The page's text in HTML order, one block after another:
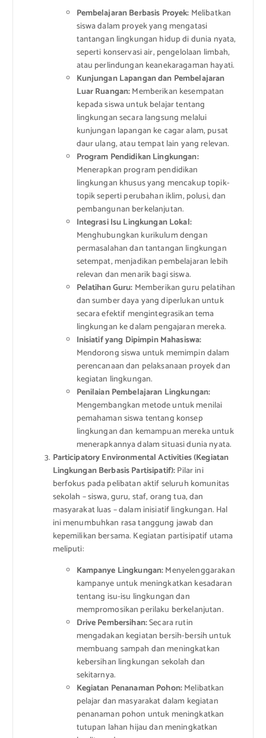
Pembelajaran Berbasis Proyek: Melibatkan
siswa dalam proyek yang mengatasi
tantangan lingkungan hidup di dunia nyata,
seperti konservasi air, pengelolaan limbah,
atau perlindungan keanekaragaman hayati.
Kunjungan Lapangan dan Pembelajaran
Luar Ruangan:Memberikan kesempatan
kepada siswa untuk belajar tentang
lingkungan secara langsung melalui
kunjungan lapangan ke cagar alam, pusat
daur ulang, atau tempat lain yang relevan.
Program Pendidikan Lingkungan:
Menerapkan program pendidikan
lingkungan khusus yang mencakup topik-
topik seperti perubahan iklim, polusi, dan
pembangunan berkelanjutan.
Integrasi Isu Lingkungan Lokal:
Menghubungkan kurikulum dengan
permasalahan dan tantangan lingkungan
setempat, menjadikan pembelajaran lebih
relevan dan menarik bagi siswa.
Pelatihan Guru: Memberikan guru pelatihan
dan sumber daya yang diperlukan untuk
secara efektif mengintegrasikan tema
lingkungan ke dalam pengajaran mereka.
Inisiatif yang Dipimpin Mahasiswa:
Mendorong siswa untuk memimpin dalam
perencanaan dan pelaksanaan proyek dan
kegiatan lingkungan.
Penilaian Pembelajaran Lingkungan:
Mengembangkan metode untuk menilai
pemahaman siswa tentang konsep
lingkungan dan kemampuan mereka untuk
menerapkannya dalam situasi dunia nyata.
Participatory Environmental Activities (Kegiatan
Lingkungan Berbasis Partisipatif):Pilar ini
berfokus pada pelibatan aktif seluruh komunitas
sekolah – siswa, guru, staf, orang tua, dan
masyarakat luas – dalam inisiatif lingkungan. Hal
ini menumbuhkan rasa tanggung jawab dan
kepemilikan bersama. Kegiatan partisipatif utama
meliputi:
Kampanye Lingkungan:Menyelenggarakan
kampanye untuk meningkatkan kesadaran
tentang isu-isu lingkungan dan
mempromosikan perilaku berkelanjutan.
Drive Pembersihan:Secara rutin
mengadakan kegiatan bersih-bersih untuk
membuang sampah dan meningkatkan
kebersihan lingkungan sekolah dan
sekitarnya.
Kegiatan Penanaman Pohon:Melibatkan
pelajar dan masyarakat dalam kegiatan
penanaman pohon untuk meningkatkan
tutupan lahan hijau dan meningkatkan